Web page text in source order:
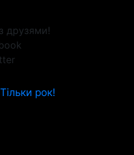
друзями!
рок!